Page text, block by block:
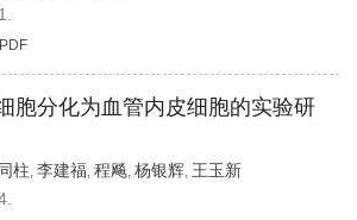
PDF
胞分化为血管内皮细胞的实验研
柱, 李建福, 程飚, 杨银辉, 王玉新